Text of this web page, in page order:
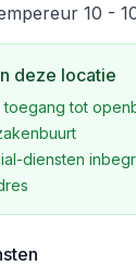
10 -
deze locatie
toegang tot
diensten